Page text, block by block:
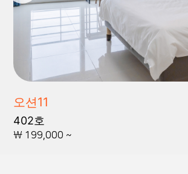
오션11
402호
\ 199,000 ~